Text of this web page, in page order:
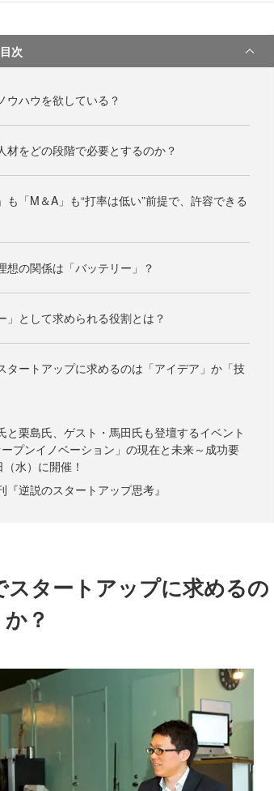
目次
ウハウを欲している？
材をどの段階で必要とするのか？
も「M＆A」も“打率は低い”前提で、許容できる
想の関係は「バッテリー」？
」として求められる役割とは？
タートアップに求めるのは「アイデア」か「技
と栗島氏、ゲスト・馬田氏も登壇するイベント
プンイノベーション」の現在と未来～成功要
水）に開催！
逆説のスタートアップ思考』
タートアップに求めるの
？